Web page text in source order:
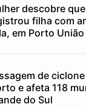
descobre
filha com
em Porto União
de
e afeta 118
do Sul